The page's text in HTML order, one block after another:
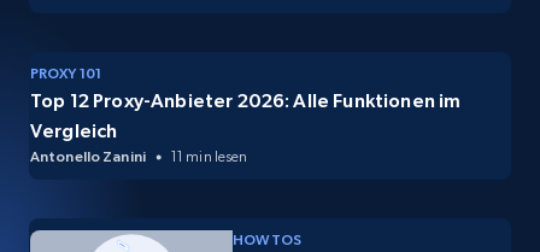
PROXY 101
Top 12 Proxy-Anbieter 2026: Alle Funktionen im
Vergleich
Antonello Zanini 11 min lesen
HOW TOS